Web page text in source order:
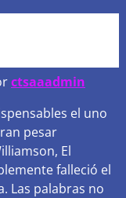
ctsaaadmin
el uno
pesar
El
falleció el
Las palabras no